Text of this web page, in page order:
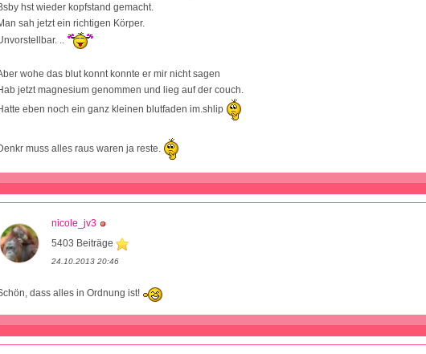
hst wieder kopfstand gemacht.
sah jetzt ein richtigen Körper.
..
wohe das blut konnt konnte er mir nicht sagen
jetzt magnesium genommen und lieg auf der couch.
eben noch ein ganz kleinen blutfaden im.shlip
muss alles raus waren ja reste.
nicole_jv3
5403 Beiträge
24.10.2013 20:46
dass alles in Ordnung ist!